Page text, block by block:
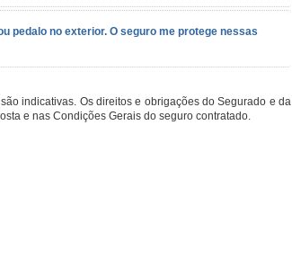
pedalo no exterior. O seguro me protege nessas
indicativas. Os direitos e obrigações do Segurado e da
e nas Condições Gerais do seguro contratado.